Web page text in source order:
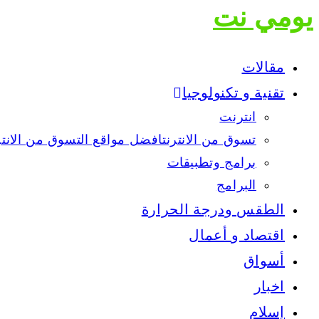
يومي نت
مقالات
تقنية و تكنولوجيا
انترنت
تسوق من الانترنتافضل مواقع التسوق من
برامج وتطبيقات
البرامج
الطقس ودرجة الحرارة
اقتصاد و أعمال
أسواق
اخبار
إسلام